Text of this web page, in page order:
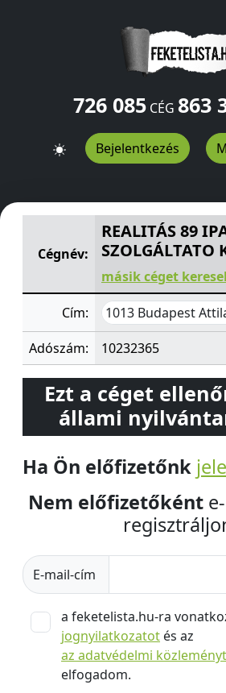
726 085CÉG 863
Bejelentkezés
REALITÁS 89 IPARI ÉS
Cégnév:
REALITÁS 89
SZOLGÁLTATO
másik céget
Cím: 1013 Budapest
Adószám: 10232365
Ezt a céget
állami
Ha Ön előfizetőnk
Nem előfizetőként
E-mail-cím
a feketelista.hu-ra
jognyilatkozatot és az
az adatvédelmi közleményt
elfogadom.